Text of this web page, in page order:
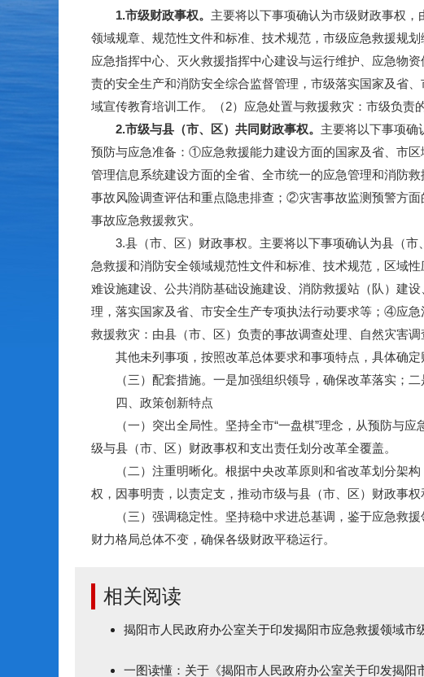
1.市级财政事权。 主要将以下事项确认为市级财政事权
领域规章、规范性文件和标准、技术规范，市级应急救援规
应急指挥中心、灭火救援指挥中心建设与运行维护、应急物
责的安全生产和消防安全综合监督管理，市级落实国家及省
域宣传教育培训工作。（2）应急处置与救援救灾：市级负责
2.市级与县（市、区） 共同财政事权。 主要将以下事项确
预防与应急准备：①应急救援能力建设方面的国家及省、市
管理信息系统建设方面的全省、全市统一的应急管理和消防
事故风险调查评估和重点隐患排查；②灾害事故监测预警方
事故应急救援救灾。
3.县（市、区）财政事权。主要将以下事项确认为县（市
急救援和消防安全领域规范性文件和标准、技术规范，区域
难设施建设、公共消防基础设施建设、消防救援站（队）建
理，落实国家及省、市安全生产专项执法行动要求等；④应
救援救灾：由县（市、区）负责的事故调查处理、自然灾害调
其他未列事项，按照改革总体要求和事项特点，具体确定
（三）配套措施。一是加强组织领导，确保改革落实；二
四、政策创新特点
（一）突出全局性。坚持全市“一盘棋”理念，从预防与应
级与县（市、区）财政事权和支出责任划分改革全覆盖。
（二）注重明晰化。根据中央改革原则和省改革划分架构
权，因事明责，以责定支，推动市级与县（市、区）财政事权
（三）强调稳定性。坚持稳中求进总基调，鉴于应急救援
财力格局总体不变，确保各级财政平稳运行。
相关阅读
揭阳市人民政府办公室关于印发揭阳市应急救援领域
一图读懂：关于《揭阳市人民政府办公室关于印发揭